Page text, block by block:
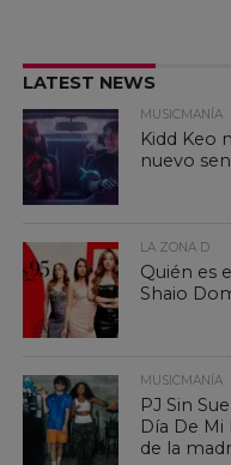
LATEST NEWS
MUSICMANÍA
Kidd Keo
nuevo
LA ZONA D
Quién es
Shaio
MUSICMANÍA
PJ Sin
Día De
de la